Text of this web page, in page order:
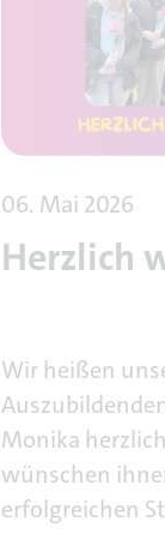
06. Mai 2026
Herzlich
Wir heißen
Monika
wünschen
erfolgreichen